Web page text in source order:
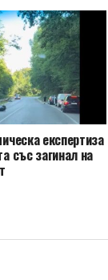
експертиза
със загинал на